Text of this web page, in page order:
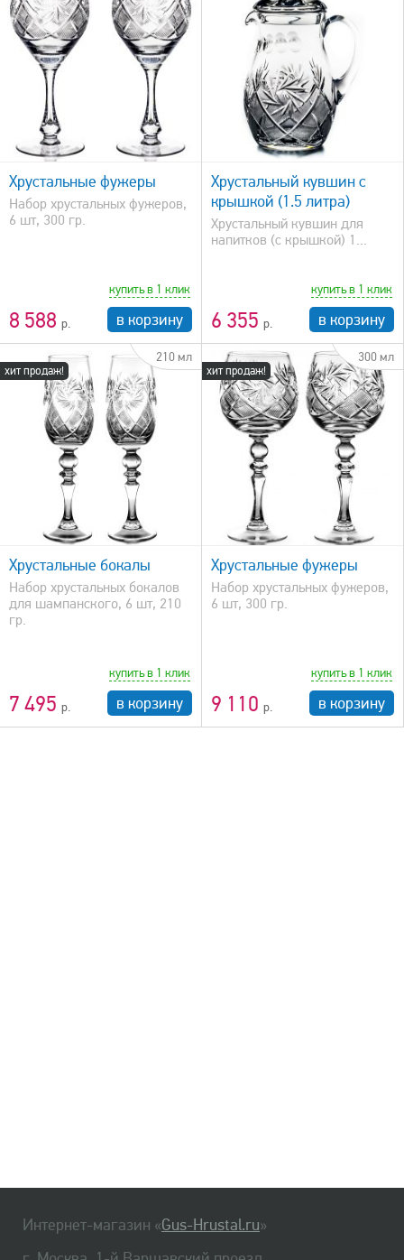
Хрустальные фужеры
Набор хрустальных фужеров,
6 шт, 300 гр.
8 588
купить в 1 клик
в корзину
быстрый просмотр
Хрустальный кувшин с
крышкой (1.5 литра)
Хрустальный кувшин для
напитков (с крышкой) 1...
6 355
купить в 1 клик
в корзину
хит продаж!
210 мл
Хрустальные бокалы
Набор хрустальных бокалов
для шампанского, 6 шт, 210
гр.
7 495
купить в 1 клик
в корзину
хит продаж!
300 мл
быстрый просмотр
Хрустальные фужеры
Набор хрустальных фужеров,
6 шт, 300 гр.
9 110
купить в 1 клик
в корзину
Интернет-магазин «Gus-Hrustal.ru»